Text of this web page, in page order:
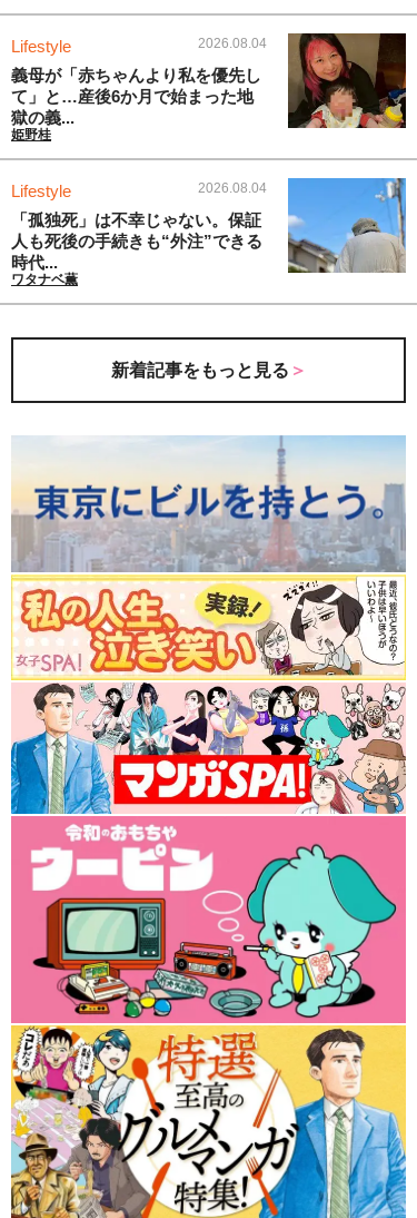
Lifestyle 2026.08.04
義母が「赤ちゃんより私を優先し
て」と…産後6か月で始まった地
獄の義...
姫野桂
Lifestyle 2026.08.04
「孤独死」は不幸じゃない。保証
人も死後の手続きも“外注”できる
時代...
ワタナベ薫
新着記事をもっと見る